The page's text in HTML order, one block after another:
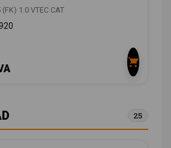
1.0 VTEC CAT
25